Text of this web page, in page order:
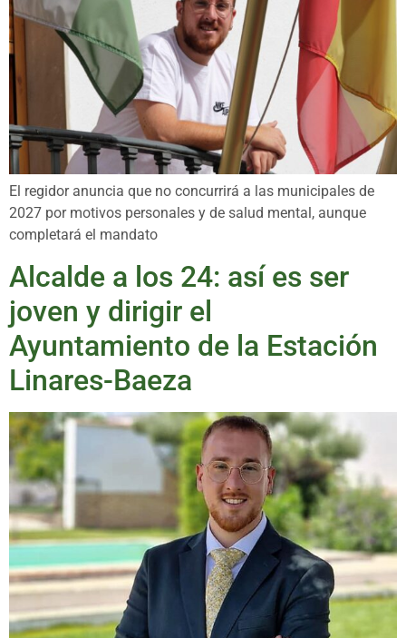
El regidor anuncia que no concurrirá a las municipales de
2027 por motivos personales y de salud mental, aunque
completará el mandato
Alcalde a los 24: así es ser
joven y dirigir el
Ayuntamiento de la Estación
Linares-Baeza